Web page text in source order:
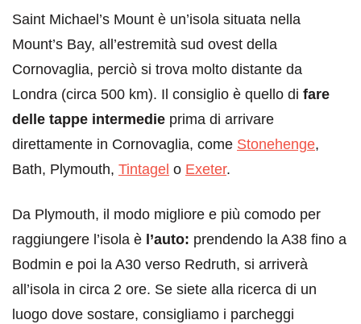
Saint Michael’s Mount è un’isola situata nella
Mount’s Bay, all’estremità sud ovest della
Cornovaglia, perciò si trova molto distante da
Londra (circa 500 km). Il consiglio è quello di fare
delle tappe intermedie prima di arrivare
direttamente in Cornovaglia, come Stonehenge,
Bath, Plymouth, Tintagel o Exeter.
Da Plymouth, il modo migliore e più comodo per
raggiungere l’isola è l’auto: prendendo la A38 fino a
Bodmin e poi la A30 verso Redruth, si arriverà
all’isola in circa 2 ore. Se siete alla ricerca di un
luogo dove sostare, consigliamo i parcheggi